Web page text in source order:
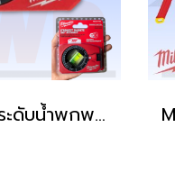
Milwaukee ระดับน้ำพกพาแบบหมุนได้ 360 องศา Pocket level 48-22-5102 (ของแท้ประกันศูนย์)